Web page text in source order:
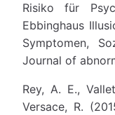
Risiko für
Ebbinghaus
Symptomen,
Journal of
Rey, A. E.,
Versace, R.